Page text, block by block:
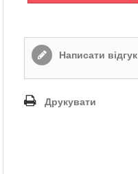
Написати відгук
Друкувати